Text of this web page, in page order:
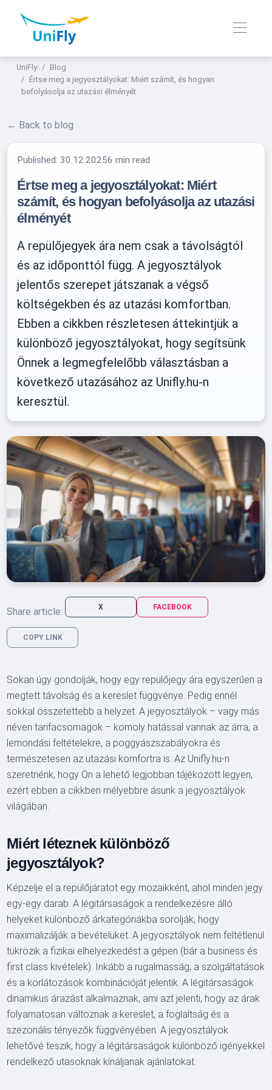
UniFly
Blog
Értse meg a jegyosztályokat: Miért számít, és hogyan
befolyásolja az utazási élményét
← Back to blog
Published:30.12.20256 min read
Értse meg a jegyosztályokat: Miért
számít, és hogyan befolyásolja az utazási
élményét
A repülőjegyek ára nem csak a távolságtól
és az időponttól függ. A jegyosztályok
jelentős szerepet játszanak a végső
költségekben és az utazási komfortban.
Ebben a cikkben részletesen áttekintjük a
különböző jegyosztályokat, hogy segítsünk
Önnek a legmegfelelőbb választásban a
következő utazásához az Unifly.hu-n
keresztül.
Share article: X FACEBOOK
COPY LINK
Sokan úgy gondolják, hogy egy repülőjegy ára egyszerűen a
megtett távolság és a kereslet függvénye. Pedig ennél
sokkal összetettebb a helyzet. A jegyosztályok – vagy más
néven tarifacsomagok – komoly hatással vannak az árra, a
lemondási feltételekre, a poggyászszabályokra és
természetesen az utazási komfortra is. Az Unifly.hu-n
szeretnénk, hogy Ön a lehető legjobban tájékozott legyen,
ezért ebben a cikkben mélyebbre ásunk a jegyosztályok
világában.
Miért léteznek különböző
jegyosztályok?
Képzelje el a repülőjáratot egy mozaikként, ahol minden jegy
egy-egy darab. A légitársaságok a rendelkezésre álló
helyeket különböző árkategóriákba sorolják, hogy
maximalizálják a bevételüket. A jegyosztályok nem feltétlenül
tükrözik a fizikai elhelyezkedést a gépen (bár a business és
first class kivételek). Inkább a rugalmasság, a szolgáltatások
és a korlátozások kombinációját jelentik. A légitársaságok
dinamikus árazást alkalmaznak, ami azt jelenti, hogy az árak
folyamatosan változnak a kereslet, a foglaltság és a
szezonális tényezők függvényében. A jegyosztályok
lehetővé teszik, hogy a légitársaságok különböző igényekkel
rendelkező utasoknak kínáljanak ajánlatokat.